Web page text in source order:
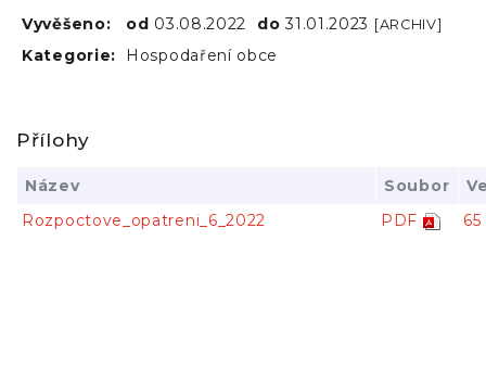
Vyvěšeno: od 03.08.2022 do31.01.2023 [ARCHIV]
Kategorie: Hospodaření obce
Přílohy
Název Soubor
Rozpoctove_opatreni_6_2022
PDF